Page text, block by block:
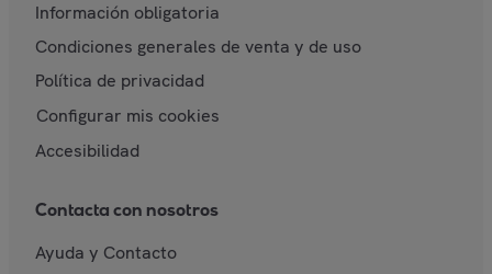
Información obligatoria
Condiciones generales de venta y de uso
Política de privacidad
Configurar mis cookies
Accesibilidad
Contacta con nosotros
Ayuda y Contacto